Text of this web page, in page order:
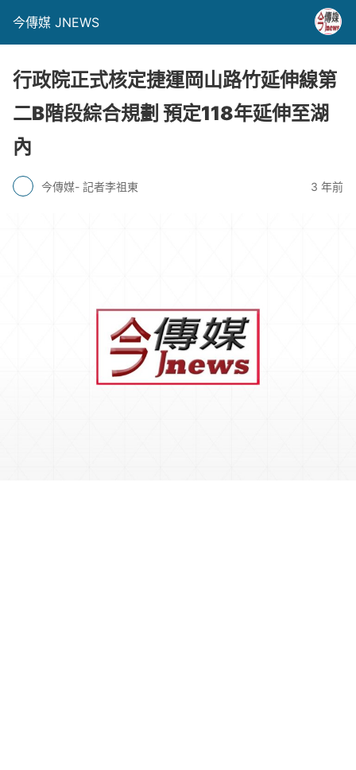
今傳媒 JNEWS
行政院正式核定捷運岡山路竹延伸線第
二B階段綜合規劃 預定118年延伸至湖
內
今傳媒- 記者李祖東 3 年前